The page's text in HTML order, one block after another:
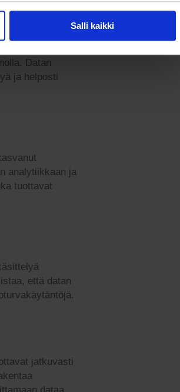
Salli kaikki
Datan
ja helposti
analytiikkaan ja
tuottavat
että datan
jatkuvasti